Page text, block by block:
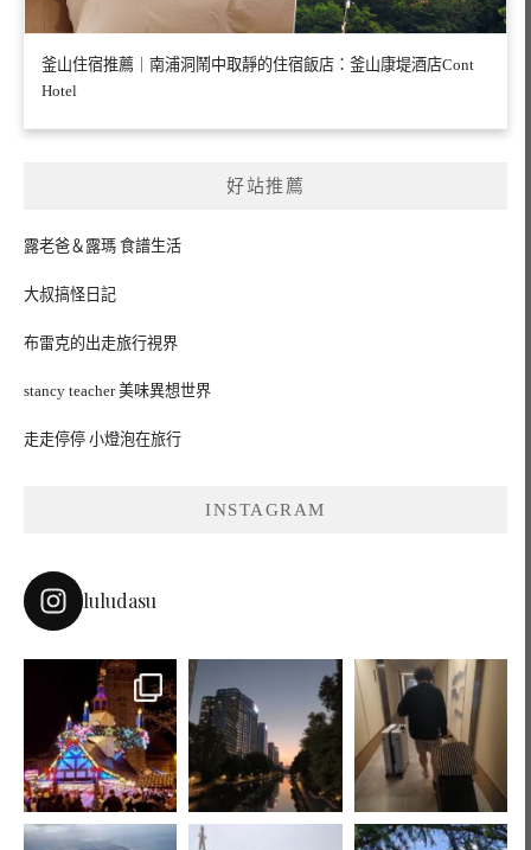
釜山住宿推薦｜南浦洞鬧中取靜的住宿飯店：釜山康堤酒店Cont
Hotel
好站推薦
露老爸＆露瑪 食譜生活
大叔搞怪日記
布雷克的出走旅行視界
stancy teacher 美味異想世界
走走停停 小燈泡在旅行
INSTAGRAM
luludasu